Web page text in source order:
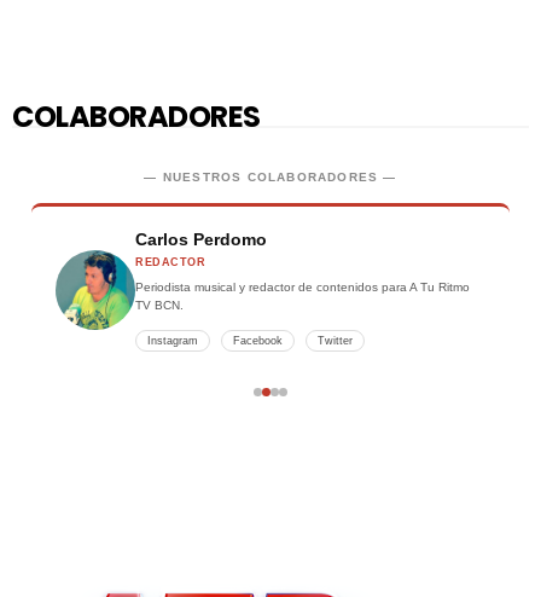
COLABORADORES
— NUESTROS COLABORADORES —
Carlos Perdomo
REDACTOR
Periodista musical y redactor de contenidos para A Tu Ritmo
TV BCN.
Instagram Facebook Twitter